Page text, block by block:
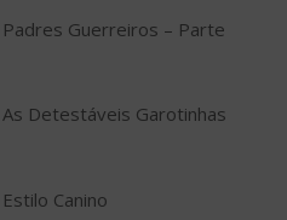
Guerreiros – Parte
Detestáveis Garotinhas
Canino